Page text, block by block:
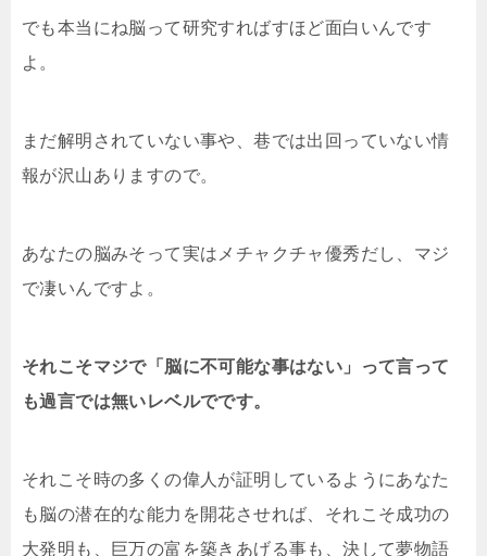
でも本当にね脳って研究すればすほど面白いんです
よ。
まだ解明されていない事や、巷では出回っていない情
報が沢山ありますので。
あなたの脳みそって実はメチャクチャ優秀だし、マジ
で凄いんですよ。
それこそマジで「脳に不可能な事はない」って言って
も過言では無いレベルでです。
それこそ時の多くの偉人が証明しているようにあなた
も脳の潜在的な能力を開花させれば、それこそ成功の
大発明も、巨万の富を築きあげる事も、決して夢物語